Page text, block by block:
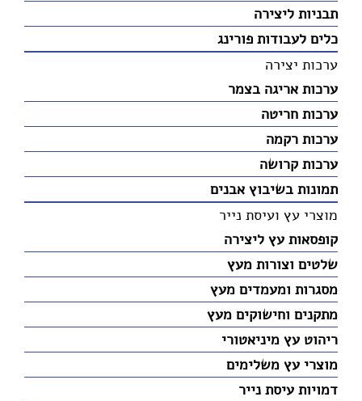
תבניות ליצירה
כלים לעבודות פורינג
ערכות יצירה
ערכות אריגה בצמר
ערכות חריטה
ערכות רקמה
ערכות קרושה
תמונות בשיבוץ אבנים
מוצרי עץ ועיסת נייר
קופסאות עץ ליצירה
שלטים וצורות מעץ
מסגרות ומעמדים מעץ
מתקנים וחישוקים מעץ
ריהוט עץ מיניאטורי
מוצרי עץ משלימים
דמויות עיסת נייר